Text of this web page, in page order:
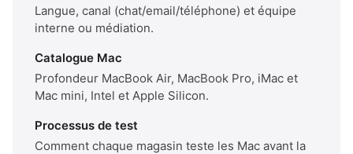
Langue, canal (chat/email/téléphone) et équipe
interne ou médiation.
Catalogue Mac
Profondeur MacBook Air, MacBook Pro, iMac et
Mac mini, Intel et Apple Silicon.
Processus de test
Comment chaque magasin teste les Mac avant la